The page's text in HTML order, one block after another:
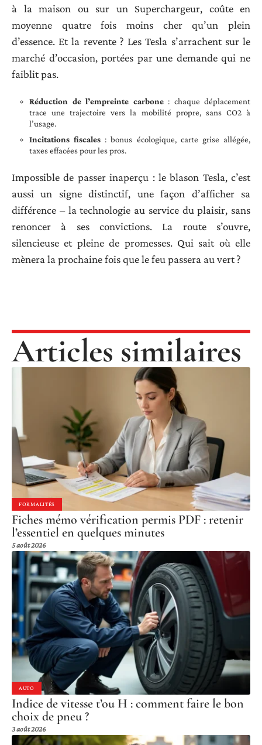
à la maison ou sur un Superchargeur, coûte en
moyenne quatre fois moins cher qu’un plein
d’essence. Et la revente ? Les Tesla s’arrachent sur le
marché d’occasion, portées par une demande qui ne
faiblit pas.
Réduction de l’empreinte carbone: chaque déplacement
trace une trajectoire vers la mobilité propre, sans CO2 à
l’usage.
Incitations fiscales : bonus écologique, carte grise allégée,
taxes effacées pour les pros.
Impossible de passer inaperçu : le blason Tesla, c’est
aussi un signe distinctif, une façon d’afficher sa
différence – la technologie au service du plaisir, sans
renoncer à ses convictions. La route s’ouvre,
silencieuse et pleine de promesses. Qui sait où elle
mènera la prochaine fois que le feu passera au vert ?
Articles similaires
FORMALITÉS
Fiches mémo vérification permis PDF : retenir
l’essentiel en quelques minutes
5 août 2026
AUTO
Indice de vitesse t’ou H : comment faire le bon
choix de pneu ?
3 août 2026